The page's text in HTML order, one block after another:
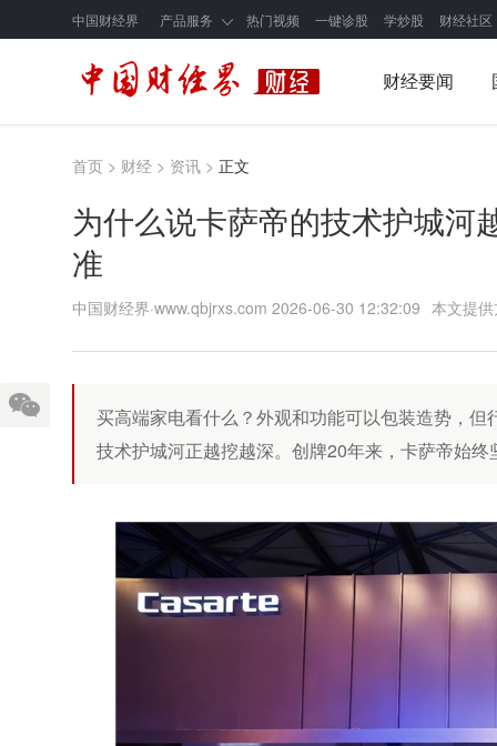
中国财经界 产品服务 热门视频 一键诊股 学炒股 财经社区
财经要闻
首页 > 财经 > 资讯 > 正文
为什么说卡萨帝的技术护城河
准
中国财经界·www.qbjrxs.com 2026-06-30 12:32:09 本文提
买高端家电看什么？外观和功能可以包装造势，
技术护城河正越挖越深。创牌20年来，卡萨帝始